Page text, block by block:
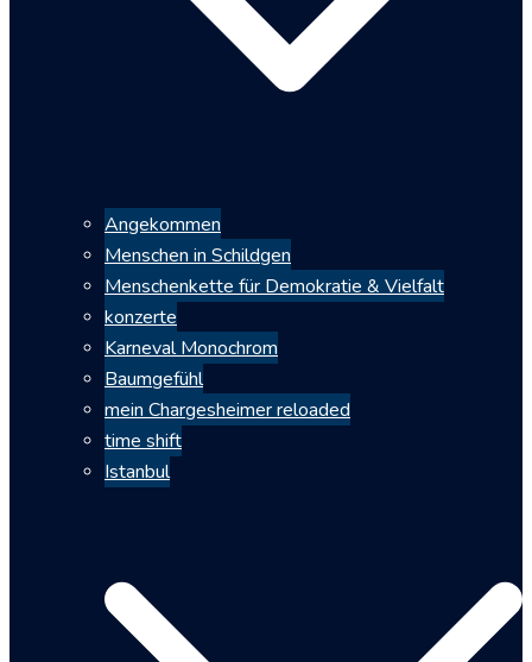
Angekommen
Menschen in Schildgen
Menschenkette für Demokratie & Vielfalt
konzerte
Karneval Monochrom
Baumgefühl
mein Chargesheimer reloaded
time shift
Istanbul